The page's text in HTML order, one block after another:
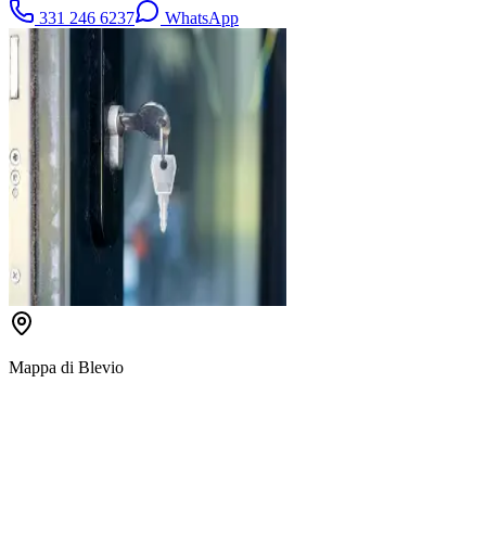
331 246 6237 WhatsApp
Mappa di Blevio